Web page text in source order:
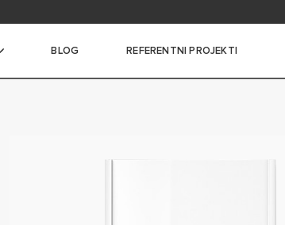
BOJLERI MALOG KAPACITETA
BLOG REFERENTNI PROJEKTI